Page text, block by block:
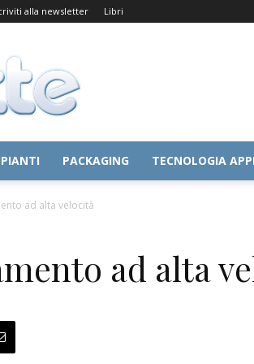
alla newsletter Libri
PACKAGING TECNOLOGIA
ad alta velocità
ad alta